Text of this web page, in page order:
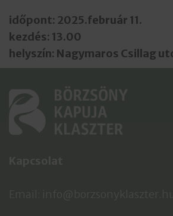
időpont: 2025.február 11.
kezdés: 13.00
helyszín: Nagymaros Csillag